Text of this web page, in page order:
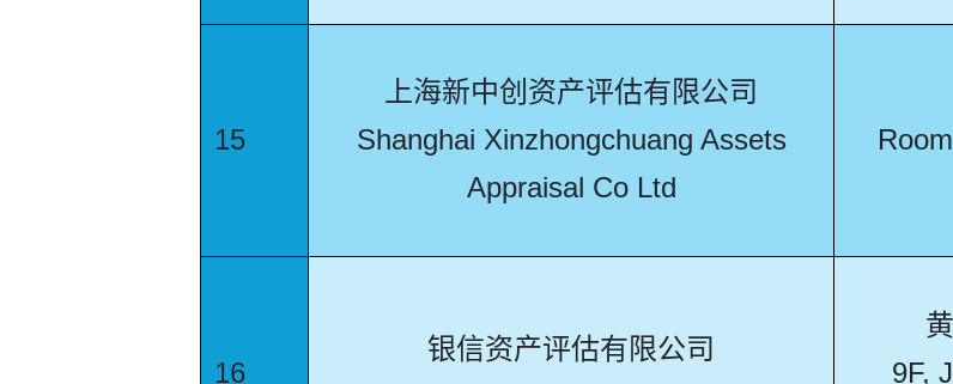
15
上海新中创资产评估有限公司
Shanghai Xinzhongchuang Assets
Appraisal Co Ltd
16
银信资产评估有限公司
9F,